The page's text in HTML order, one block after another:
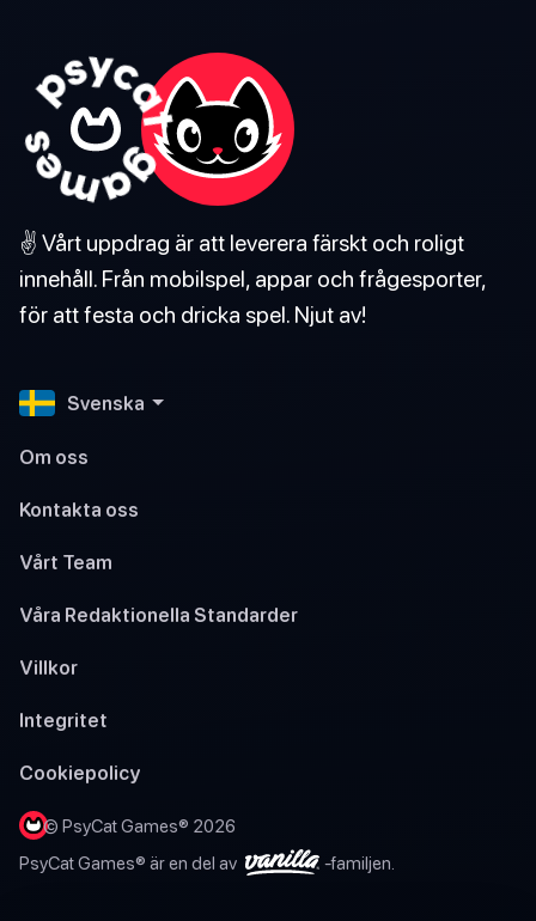
✌️ Vårt uppdrag är att leverera färskt och roligt
innehåll. Från mobilspel, appar och frågesporter,
för att festa och dricka spel. Njut av!
Svenska
Om oss
Kontakta oss
Vårt Team
Våra Redaktionella Standarder
Villkor
Integritet
Cookiepolicy
© PsyCat Games® 2026
PsyCat Games® är en del av
-familjen.